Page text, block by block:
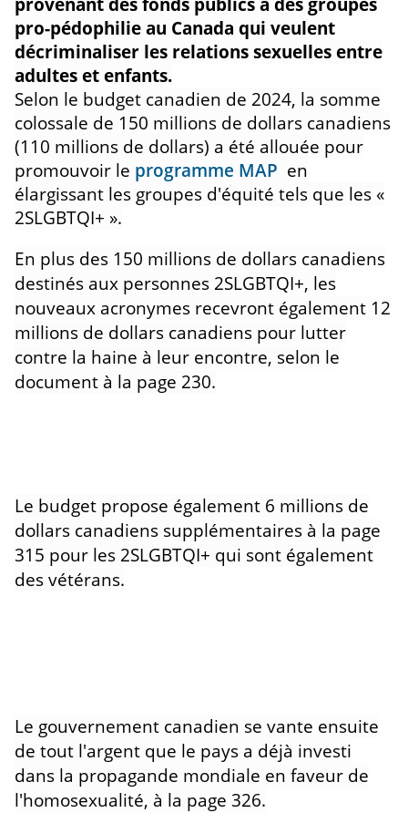
pro-pédophilie au Canada qui veulent
décriminaliser les relations sexuelles entre
adultes et enfants.
Selon le budget canadien de 2024, la somme
colossale de 150 millions de dollars canadiens
(110 millions de dollars) a été allouée pour
promouvoir le programme MAP en
élargissant les groupes d'équité tels que les «
2SLGBTQI+ ».
En plus des 150 millions de dollars canadiens
destinés aux personnes 2SLGBTQI+, les
nouveaux acronymes recevront également 12
millions de dollars canadiens pour lutter
contre la haine à leur encontre, selon le
document à la page 230.
Le budget propose également 6 millions de
dollars canadiens supplémentaires à la page
315 pour les 2SLGBTQI+ qui sont également
des vétérans.
Le gouvernement canadien se vante ensuite
de tout l'argent que le pays a déjà investi
dans la propagande mondiale en faveur de
l'homosexualité, à la page 326.